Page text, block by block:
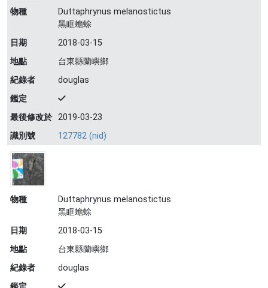
物種
Duttaphrynus melanostictus
黑眶蟾蜍
日期
2018-03-15
地點
台東縣蘭嶼鄉
紀錄者
douglas
鑑定
最後修改於 2019-03-23
識別號
127782 (nid)
物種
Duttaphrynus melanostictus
黑眶蟾蜍
日期
2018-03-15
地點
台東縣蘭嶼鄉
紀錄者
douglas